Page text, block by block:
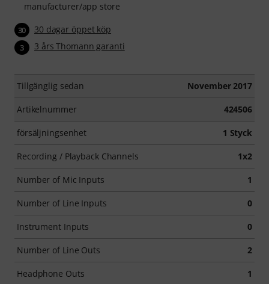
manufacturer/app store
30 30 dagar öppet köp
3 3 års Thomann garanti
Tillgänglig sedan November 2017
Artikelnummer 424506
försäljningsenhet 1 Styck
Recording / Playback Channels 1x2
Number of Mic Inputs 1
Number of Line Inputs 0
Instrument Inputs 0
Number of Line Outs 2
Headphone Outs 1